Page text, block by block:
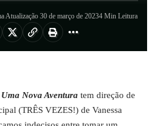
Atualização 30 de março de 20234 Min Leitura
Nova Aventura tem direção de
(TRÊS VEZES!) de Vanessa